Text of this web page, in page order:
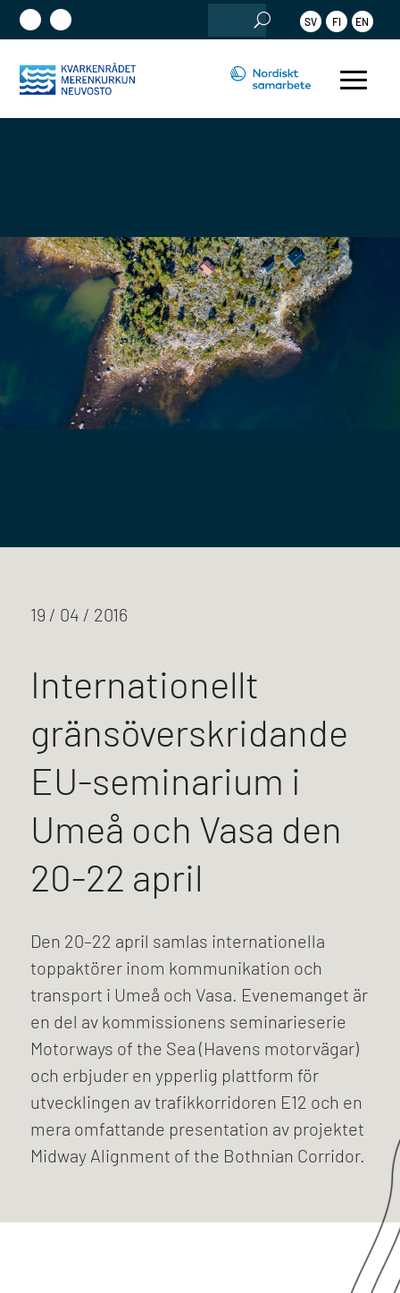
efter:
SV FI EN
19 / 04 / 2016
Internationellt
gränsöverskridande
EU-seminarium i
Umeå och Vasa den
20-22 april
Den 20–22 april samlas internationella
toppaktörer inom kommunikation och
transport i Umeå och Vasa. Evenemanget är
en del av kommissionens seminarieserie
Motorways of the Sea (Havens motorvägar)
och erbjuder en ypperlig plattform för
utvecklingen av trafikkorridoren E12 och en
mera omfattande presentation av projektet
Midway Alignment of the Bothnian Corridor.